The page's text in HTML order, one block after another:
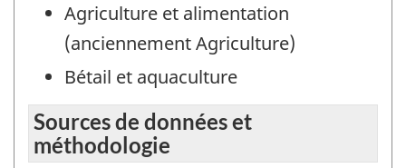
Agriculture et alimentation
(anciennement Agriculture)
Bétail et aquaculture
Sources de données et
méthodologie